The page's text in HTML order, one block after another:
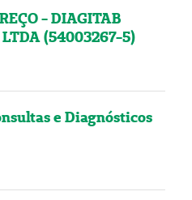
- DIAGITAB
LTDA (54003267-5)
e Diagnósticos